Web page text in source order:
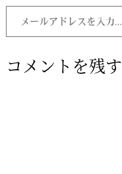
コメントを残す